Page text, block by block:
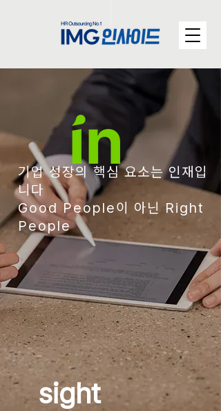
기업 성장의 핵심 요소는 인재입
니다
Good People이 아닌 Right
People
sight